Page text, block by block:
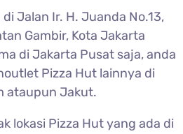
Jalan Ir. H. Juanda No.13,
Gambir, Kota Jakarta
di Jakarta Pusat saja, anda
Pizza Hut lainnya di
ataupun Jakut.
lokasi Pizza Hut yang ada di